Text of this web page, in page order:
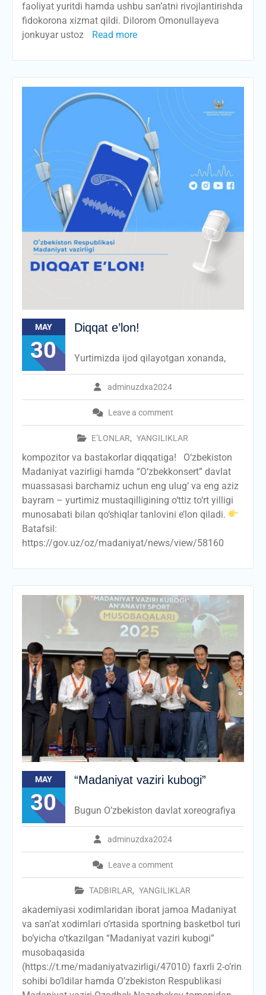
faoliyat yuritdi hamda ushbu sanʼatni rivojlantirishda
fidokorona xizmat qildi. Dilorom Omonullayeva
jonkuyar ustoz
Read more
MAY
30
Diqqat e’lon!
adminuzdxa2024
Leave a comment
E’LONLAR, YANGILIKLAR
Yurtimizda ijod qilayotgan xonanda,
kompozitor va bastakorlar diqqatiga! O‘zbekiston
Madaniyat vazirligi hamda “O‘zbekkonsert” davlat
muassasasi barchamiz uchun eng ulug‘ va eng aziz
bayram – yurtimiz mustaqilligining o‘ttiz to‘rt yilligi
munosabati bilan qo‘shiqlar tanlovini e’lon qiladi.
Batafsil:
https://gov.uz/oz/madaniyat/news/view/58160
MAY
30
“Madaniyat vaziri kubogi”
adminuzdxa2024
Leave a comment
TADBIRLAR, YANGILIKLAR
Bugun O’zbekiston davlat xoreografiya
akademiyasi xodimlaridan iborat jamoa Madaniyat
va san’at xodimlari o’rtasida sportning basketbol turi
bo’yicha o’tkazilgan “Madaniyat vaziri kubogi”
musobaqasida
(https://t.me/madaniyatvazirligi/47010) faxrli 2-o’rin
sohibi bo’ldilar hamda O’zbekiston Respublikasi